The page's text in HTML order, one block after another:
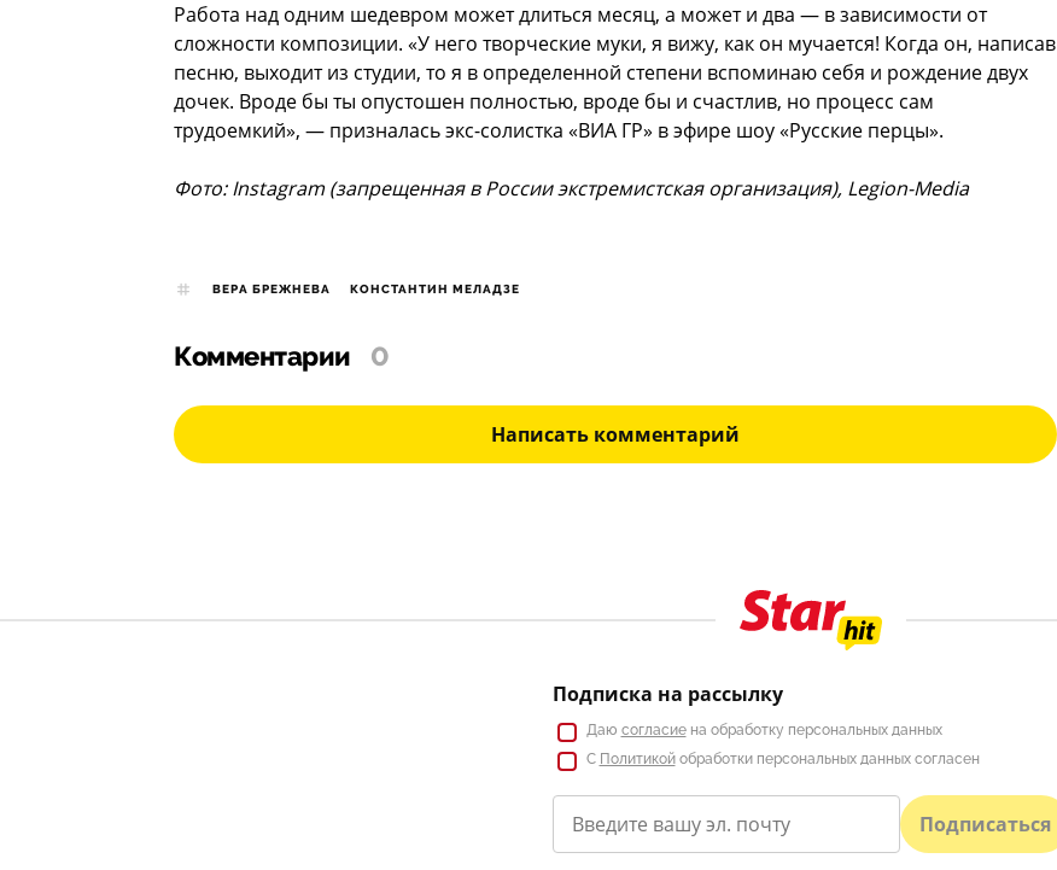
Работа над одним шедевром может длиться месяц, а может и два — в зависимости от
сложности композиции. «У него творческие муки, я вижу, как он мучается! Когда он, написав
песню, выходит из студии, то я в определенной степени вспоминаю себя и рождение двух
дочек. Вроде бы ты опустошен полностью, вроде бы и счастлив, но процесс сам
трудоемкий», — призналась экс-солистка «ВИА ГР» в эфире шоу «Русские перцы».
Фото: Instagram (запрещенная в России экстремистская организация), Legion-Media
ВЕРА БРЕЖНЕВА КОНСТАНТИН МЕЛАДЗЕ
Комментарии 0
Написать комментарий
Подписка на рассылку
Даю согласиена обработку персональных данных
С Политикойобработки персональных данных согласен
Подписаться